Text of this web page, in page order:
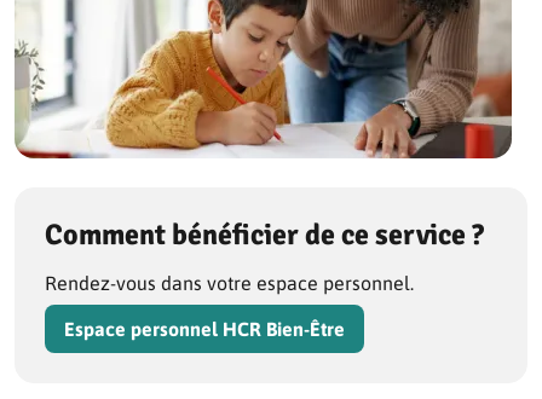
Comment bénéficier de ce service ?
Rendez-vous dans votre espace personnel.
Espace personnel HCR Bien-Être